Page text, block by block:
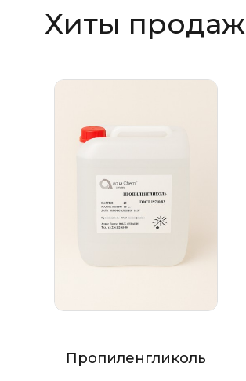
Хиты продаж
Пропиленгликоль